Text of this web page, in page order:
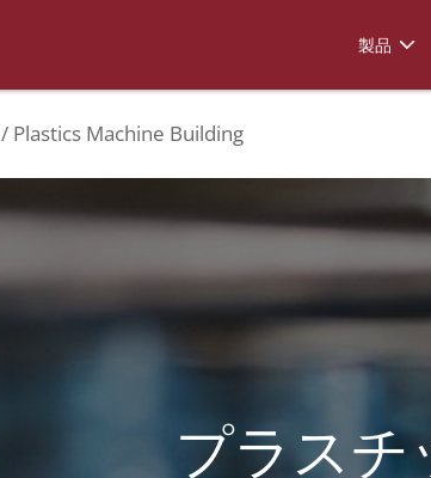
製品
Plastics Machine Building
プラスチ